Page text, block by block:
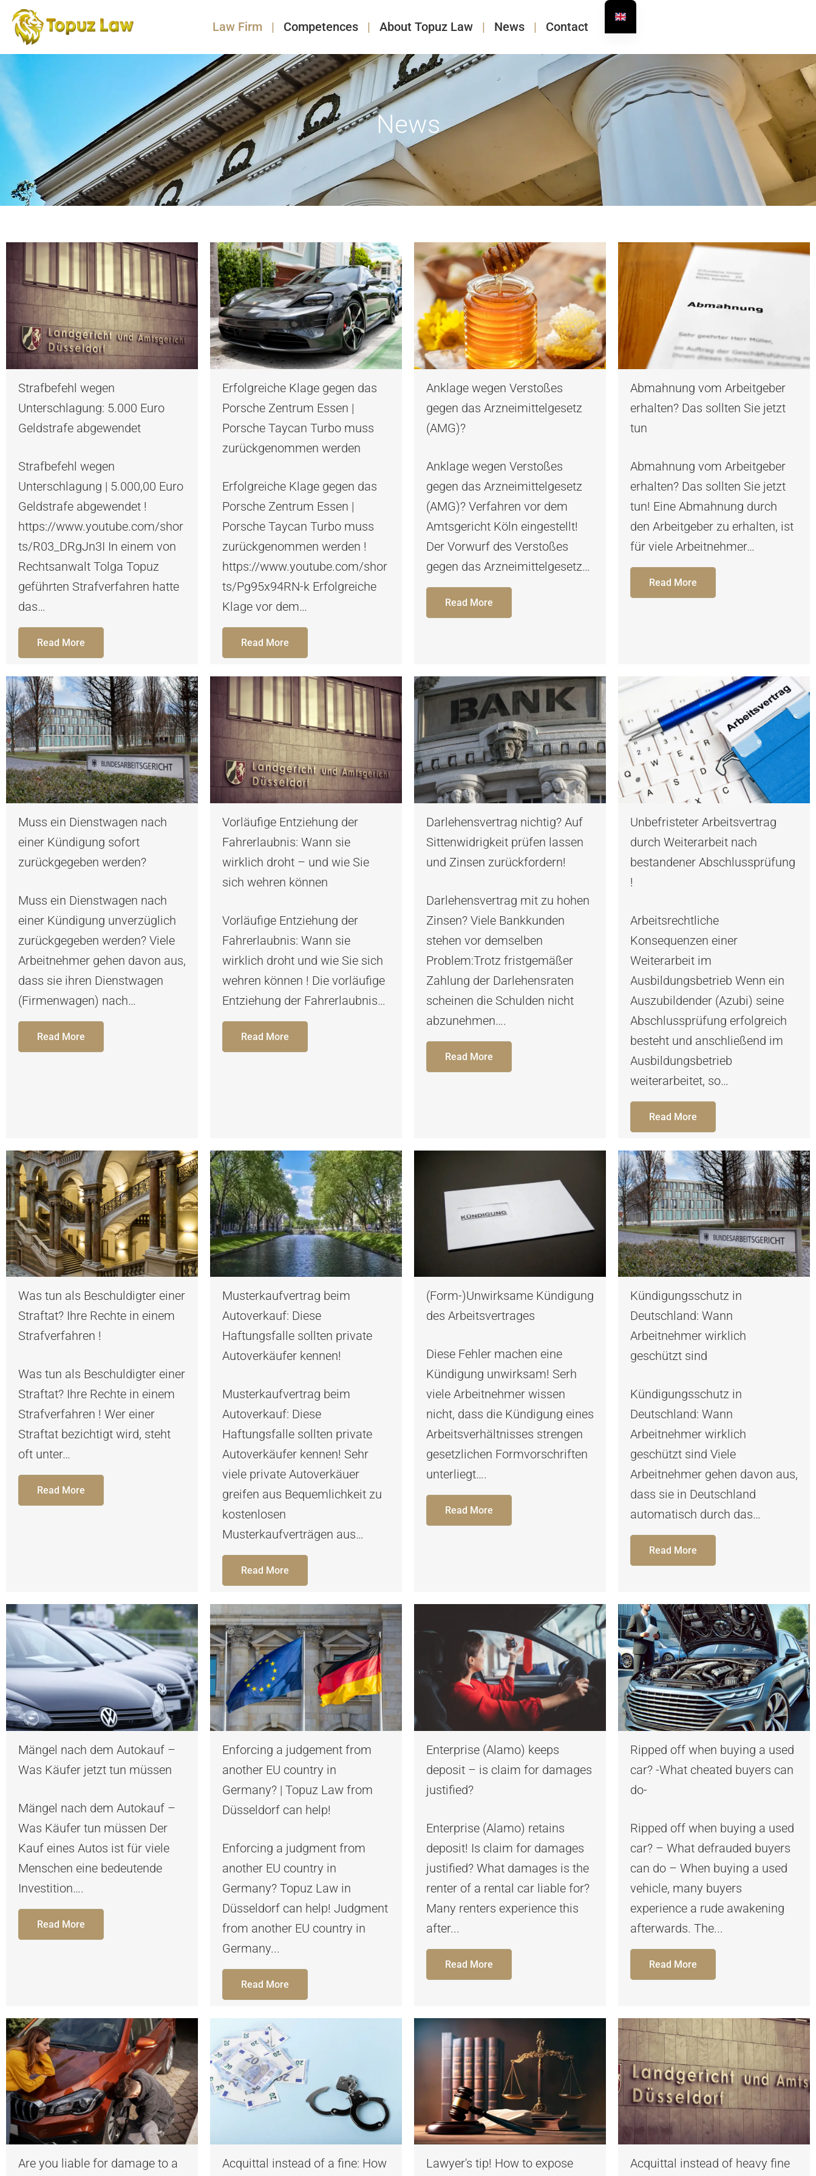
Law Firm Competences About Topuz Law News Contact
News
Strafbefehl wegen
Unterschlagung: 5.000 Euro
Geldstrafe abgewendet
Strafbefehl wegen
Unterschlagung | 5.000,00 Euro
Geldstrafe abgewendet !
https://www.youtube.com/shor
ts/R03_DRgJn3I In einem von
Rechtsanwalt Tolga Topuz
geführten Strafverfahren hatte
das…
Read More
Erfolgreiche Klage gegen das
Porsche Zentrum Essen |
Porsche Taycan Turbo muss
zurückgenommen werden
Erfolgreiche Klage gegen das
Porsche Zentrum Essen |
Porsche Taycan Turbo muss
zurückgenommen werden !
https://www.youtube.com/shor
ts/Pg95x94RN-k Erfolgreiche
Klage vor dem…
Read More
Anklage wegen Verstoßes
gegen das Arzneimittelgesetz
(AMG)?
Anklage wegen Verstoßes
gegen das Arzneimittelgesetz
(AMG)? Verfahren vor dem
Amtsgericht Köln eingestellt!
Der Vorwurf des Verstoßes
gegen das Arzneimittelgesetz…
Read More
Abmahnung vom Arbeitgeber
erhalten? Das sollten Sie jetzt
tun
Abmahnung vom Arbeitgeber
erhalten? Das sollten Sie jetzt
tun! Eine Abmahnung durch
den Arbeitgeber zu erhalten, ist
für viele Arbeitnehmer…
Read More
Muss ein Dienstwagen nach
einer Kündigung sofort
zurückgegeben werden?
Muss ein Dienstwagen nach
einer Kündigung unverzüglich
zurückgegeben werden? Viele
Arbeitnehmer gehen davon aus,
dass sie ihren Dienstwagen
(Firmenwagen) nach…
Read More
Vorläufige Entziehung der
Fahrerlaubnis: Wann sie
wirklich droht – und wie Sie
sich wehren können
Vorläufige Entziehung der
Fahrerlaubnis: Wann sie
wirklich droht und wie Sie sich
wehren können ! Die vorläufige
Entziehung der Fahrerlaubnis…
Read More
Darlehensvertrag nichtig? Auf
Sittenwidrigkeit prüfen lassen
und Zinsen zurückfordern!
Darlehensvertrag mit zu hohen
Zinsen? Viele Bankkunden
stehen vor demselben
Problem:Trotz fristgemäßer
Zahlung der Darlehensraten
scheinen die Schulden nicht
abzunehmen….
Read More
Unbefristeter Arbeitsvertrag
durch Weiterarbeit nach
bestandener Abschlussprüfung
!
Arbeitsrechtliche
Konsequenzen einer
Weiterarbeit im
Ausbildungsbetrieb Wenn ein
Auszubildender (Azubi) seine
Abschlussprüfung erfolgreich
besteht und anschließend im
Ausbildungsbetrieb
weiterarbeitet, so…
Read More
Was tun als Beschuldigter einer
Straftat? Ihre Rechte in einem
Strafverfahren !
Was tun als Beschuldigter einer
Straftat? Ihre Rechte in einem
Strafverfahren ! Wer einer
Straftat bezichtigt wird, steht
oft unter…
Read More
Musterkaufvertrag beim
Autoverkauf: Diese
Haftungsfalle sollten private
Autoverkäufer kennen!
Musterkaufvertrag beim
Autoverkauf: Diese
Haftungsfalle sollten private
Autoverkäufer kennen! Sehr
viele private Autoverkäuer
greifen aus Bequemlichkeit zu
kostenlosen
Musterkaufverträgen aus…
Read More
(Form-)Unwirksame Kündigung
des Arbeitsvertrages
Diese Fehler machen eine
Kündigung unwirksam! Serh
viele Arbeitnehmer wissen
nicht, dass die Kündigung eines
Arbeitsverhältnisses strengen
gesetzlichen Formvorschriften
unterliegt….
Read More
Kündigungsschutz in
Deutschland: Wann
Arbeitnehmer wirklich
geschützt sind
Kündigungsschutz in
Deutschland: Wann
Arbeitnehmer wirklich
geschützt sind Viele
Arbeitnehmer gehen davon aus,
dass sie in Deutschland
automatisch durch das…
Read More
Mängel nach dem Autokauf –
Was Käufer jetzt tun müssen
Mängel nach dem Autokauf –
Was Käufer tun müssen Der
Kauf eines Autos ist für viele
Menschen eine bedeutende
Investition….
Read More
Enforcing a judgement from
another EU country in
Germany? | Topuz Law from
Düsseldorf can help!
Enforcing a judgment from
another EU country in
Germany? Topuz Law in
Düsseldorf can help! Judgment
from another EU country in
Germany...
Read More
Enterprise (Alamo) keeps
deposit – is claim for damages
justified?
Enterprise (Alamo) retains
deposit! Is claim for damages
justified? What damages is the
renter of a rental car liable for?
Many renters experience this
after...
Read More
Ripped off when buying a used
car? -What cheated buyers can
do-
Ripped off when buying a used
car? – What defrauded buyers
can do – When buying a used
vehicle, many buyers
experience a rude awakening
afterwards. The...
Read More
Are you liable for damage to a Acquittal instead of a fine: How Lawyer's tip! How to expose Acquittal instead of heavy fine